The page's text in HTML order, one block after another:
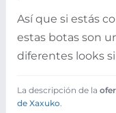
Así que si estás
estas botas son
diferentes looks
La descripción de la
de Xaxuko